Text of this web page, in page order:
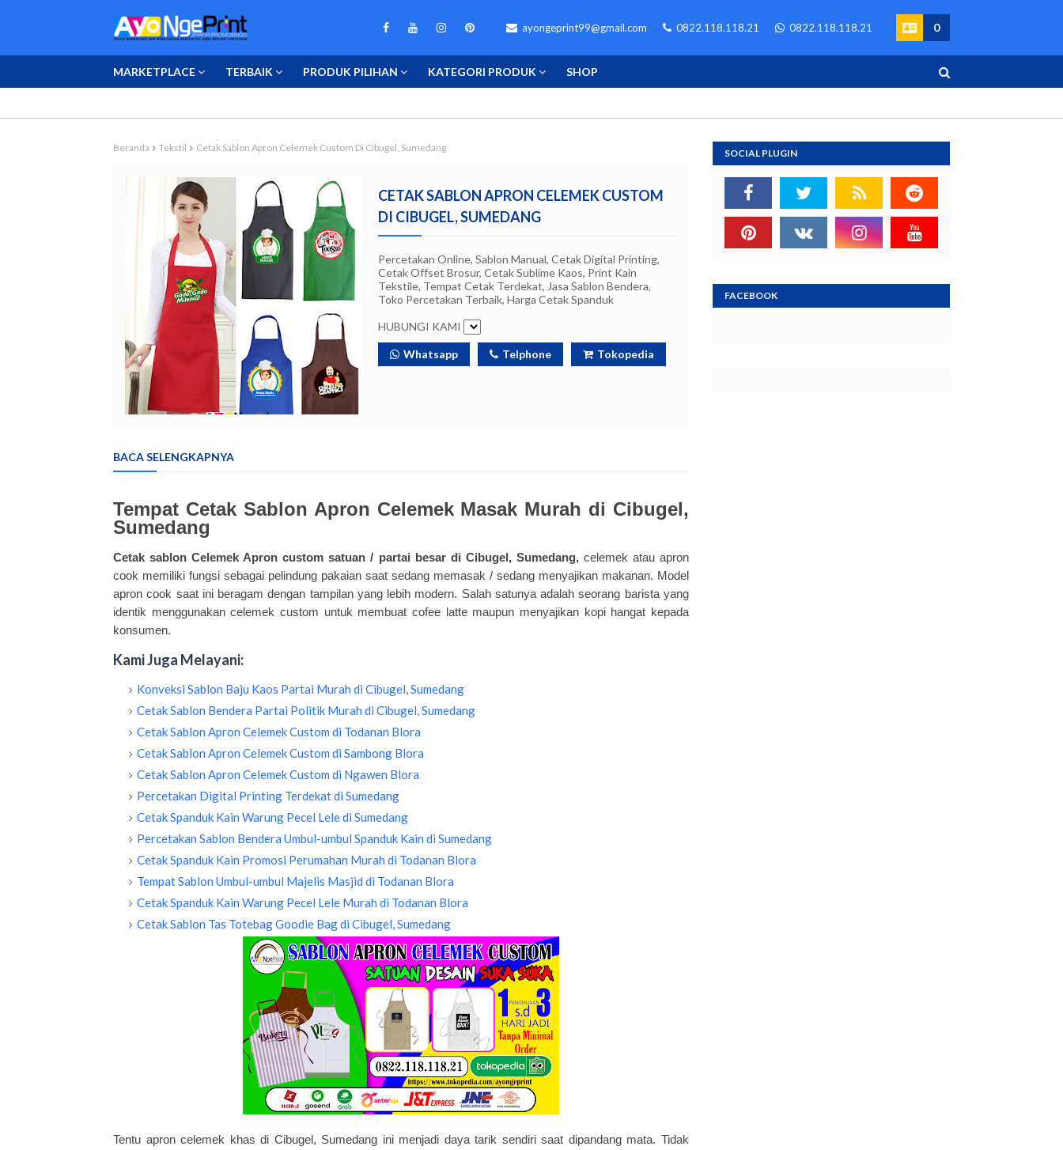
ayongeprint99@gmail.com 0822.118.118.21 0822.118.118.21 0
MARKETPLACE TERBAIK PRODUK PILIHAN KATEGORI PRODUK SHOP
Beranda Tekstil Cetak Sablon Apron Celemek Custom Di Cibugel, Sumedang
CETAK SABLON APRON CELEMEK CUSTOM
DI CIBUGEL, SUMEDANG
Percetakan Online, Sablon Manual, Cetak Digital Printing,
Cetak Offset Brosur, Cetak Sublime Kaos, Print Kain
Tekstile, Tempat Cetak Terdekat, Jasa Sablon Bendera,
Toko Percetakan Terbaik, Harga Cetak Spanduk
HUBUNGI KAMI
Whatsapp Telphone Tokopedia
BACA SELENGKAPNYA
Tempat Cetak Sablon Apron Celemek Masak Murah di Cibugel,
Sumedang
Cetak sablon Celemek Aproncustom satuan / partai besar di Cibugel, Sumedang,celemek atau apron
cook memiliki fungsi sebagai pelindung pakaian saat sedang memasak / sedang menyajikan makanan. Model
apron cook saat ini beragam dengan tampilan yang lebih modern. Salah satunya adalah seorang barista yang
identik menggunakan celemek custom untuk membuat cofee latte maupun menyajikan kopi hangat kepada
konsumen.
Kami Juga Melayani:
Konveksi Sablon Baju Kaos Partai Murah di Cibugel, Sumedang
Cetak Sablon Bendera Partai Politik Murah di Cibugel, Sumedang
Cetak Sablon Apron Celemek Custom di Todanan Blora
Cetak Sablon Apron Celemek Custom di Sambong Blora
Cetak Sablon Apron Celemek Custom di Ngawen Blora
Percetakan Digital Printing Terdekat di Sumedang
Cetak Spanduk Kain Warung Pecel Lele di Sumedang
Percetakan Sablon Bendera Umbul-umbul Spanduk Kain di Sumedang
Cetak Spanduk Kain Promosi Perumahan Murah di Todanan Blora
Tempat Sablon Umbul-umbul Majelis Masjid di Todanan Blora
Cetak Spanduk Kain Warung Pecel Lele Murah di Todanan Blora
Cetak Sablon Tas Totebag Goodie Bag di Cibugel, Sumedang
Tentu apron celemek khas di Cibugel, Sumedang ini menjadi daya tarik sendiri saat dipandang mata. Tidak
SOCIAL PLUGIN
FACEBOOK